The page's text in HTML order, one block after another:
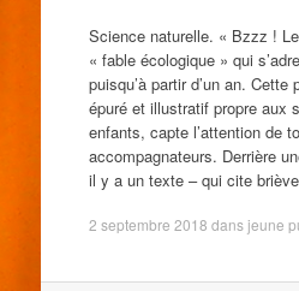
Science naturelle. « Bzzz !
« fable écologique » qui
puisqu’à partir d’un an.
épuré et illustratif propre aux
enfants, capte l’attention de
accompagnateurs. Derrière
il y a un texte – qui cite
2 septembre 2018 dansjeune